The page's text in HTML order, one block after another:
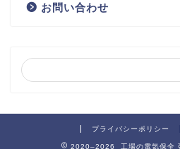
お問い合わせ
プライバシーポリシー
2020–2026 工場の電気保全